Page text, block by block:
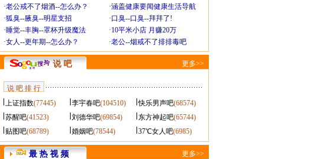
·老公戒不了烟酒--怎么办？ ·涵盖健康要闻健康生活导航
·狐臭--腋臭--明星支招 ·口臭--口臭--拜拜了!
·睡觉--丰胸--罩杯升级魔法 ·10平米小店 月赚20万
·女人--更年期--怎么办？ ·老公--烟戒不了排排毒吧
说 吧 更多>>
说 吧 排 行
上证指数(77445) 李宇春吧(104510) 快乐男声吧(68574)
苏醒吧(41523) 刘德华吧(69854) 东方神起吧(65744)
贴图吧(68789) 婚姻吧(78544) 37℃女人吧(6985)
最 热 视 频 更多>>